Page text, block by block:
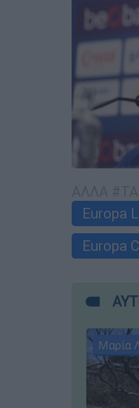
Europa
Europa
Μαρία